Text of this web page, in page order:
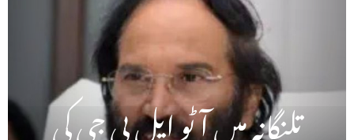
تلنگانہ میں آٹو ایل پی جی کی